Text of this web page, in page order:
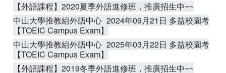
【外語課程】2020夏季外語進修班，推廣招生中~~
中山大學推教組外語中心_2024年09月21日 多益校園考
【TOEIC Campus Exam】
中山大學推教組外語中心_2025年03月22日 多益校園考
【TOEIC Campus Exam】
【外語課程】2019冬季外語進修班，推廣招生中~~